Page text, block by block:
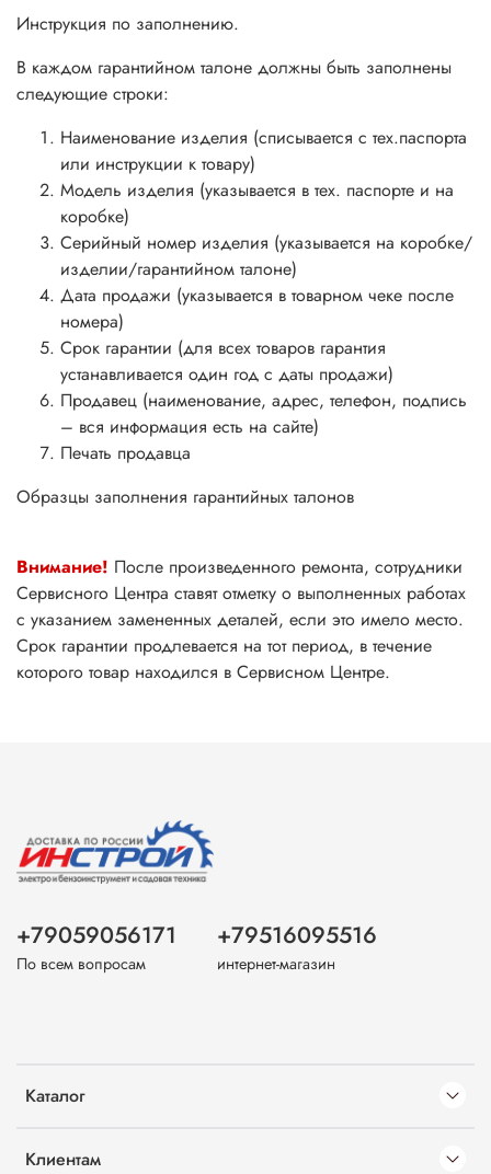
Инструкция по заполнению.
В каждом гарантийном талоне должны быть заполнены
следующие строки:
Наименование изделия (списывается с тех.паспорта
или инструкции к товару)
Модель изделия (указывается в тех. паспорте и на
коробке)
Серийный номер изделия (указывается на коробке/
изделии/гарантийном талоне)
Дата продажи (указывается в товарном чеке после
номера)
Срок гарантии (для всех товаров гарантия
устанавливается один год с даты продажи)
Продавец (наименование, адрес, телефон, подпись
– вся информация есть на сайте)
Печать продавца
Образцы заполнения гарантийных талонов
Внимание! После произведенного ремонта, сотрудники
Сервисного Центра ставят отметку о выполненных работах
с указанием замененных деталей, если это имело место.
Срок гарантии продлевается на тот период, в течение
которого товар находился в Сервисном Центре.
Каталог
Клиентам
+79059056171
По всем вопросам
+79516095516
интернет-магазин